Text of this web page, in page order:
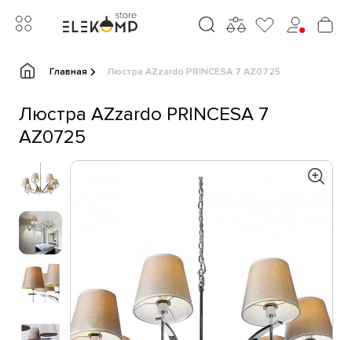
Главная Люстра AZzardo PRINCESA 7 AZ0725
Люстра AZzardo PRINCESA 7
AZ0725